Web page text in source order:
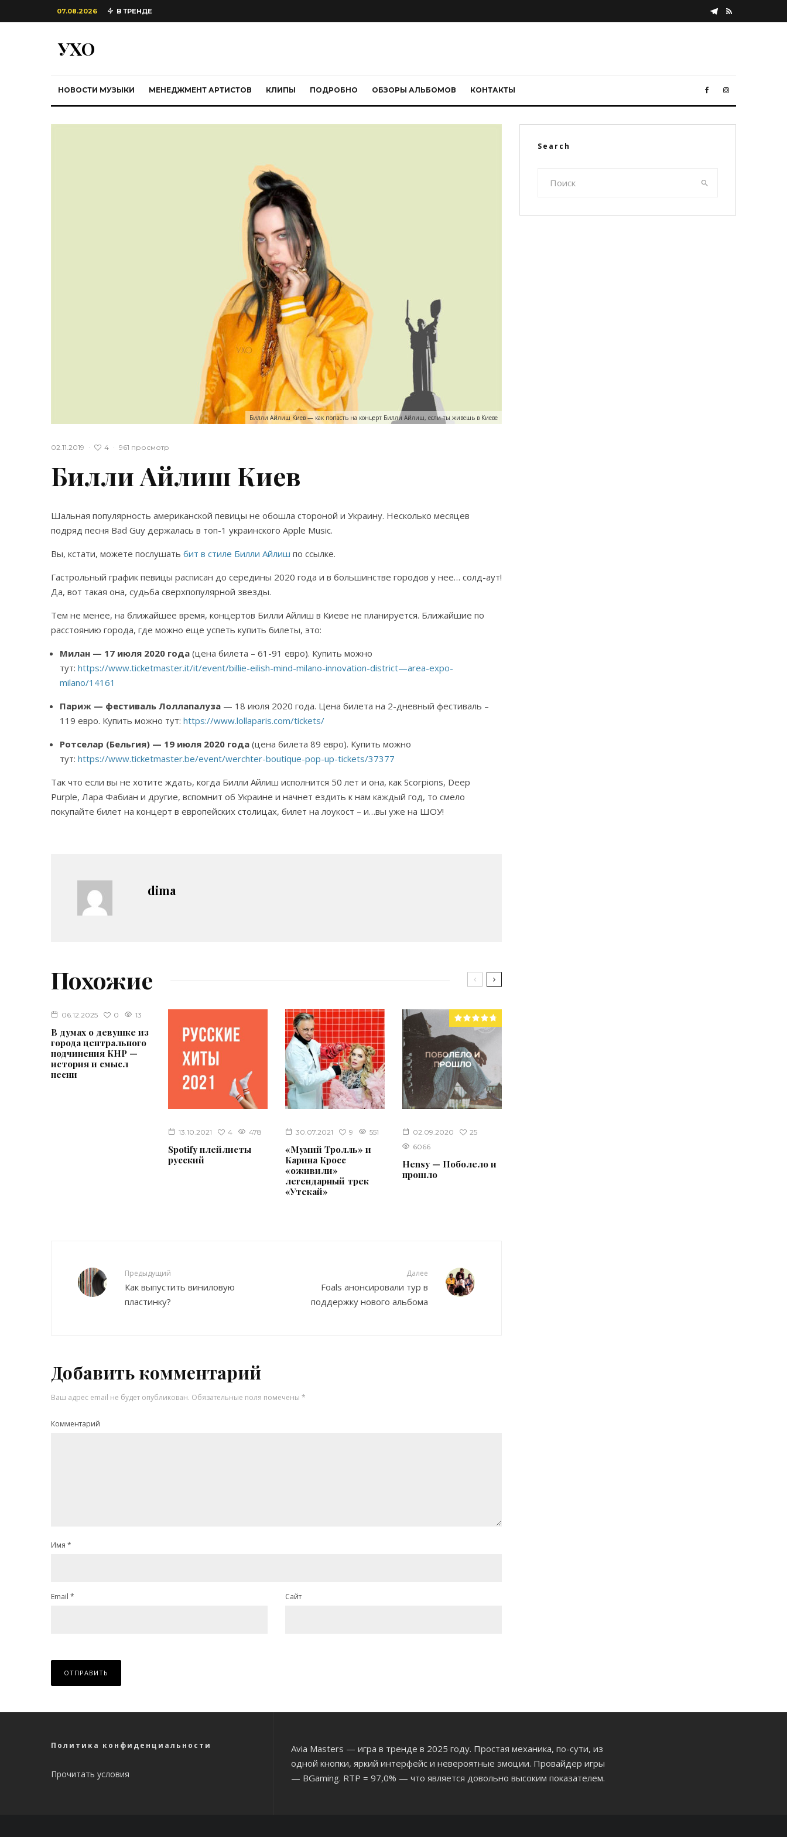
07.08.2026 В ТРЕНДЕ
УХО
НОВОСТИ МУЗЫКИ МЕНЕДЖМЕНТ АРТИСТОВ КЛИПЫ ПОДРОБНО ОБЗОРЫ АЛЬБОМОВ КОНТАКТЫ
Билли Айлиш Киев — как попасть на концерт Билли Айлиш, если ты живешь в Киеве
02.11.2019 · 4 · 961 просмотр
Билли Айлиш Киев
Шальная популярность американской певицы не обошла стороной и Украину. Несколько месяцев
подряд песня Bad Guy держалась в топ-1 украинского Apple Music.
Вы, кстати, можете послушать бит в стиле Билли Айлиш по ссылке.
Гастрольный график певицы расписан до середины 2020 года и в большинстве городов у нее… солд-аут!
Да, вот такая она, судьба сверхпопулярной звезды.
Тем не менее, на ближайшее время, концертов Билли Айлиш в Киеве не планируется. Ближайшие по
расстоянию города, где можно еще успеть купить билеты, это:
Милан — 17 июля 2020 года (цена билета – 61-91 евро). Купить можно
тут: https://www.ticketmaster.it/it/event/billie-eilish-mind-milano-innovation-district—area-expo-
milano/14161
Париж — фестиваль Лоллапалуза — 18 июля 2020 года. Цена билета на 2-дневный фестиваль –
119 евро. Купить можно тут: https://www.lollaparis.com/tickets/
Ротселар (Бельгия) — 19 июля 2020 года (цена билета 89 евро). Купить можно
тут: https://www.ticketmaster.be/event/werchter-boutique-pop-up-tickets/37377
Так что если вы не хотите ждать, когда Билли Айлиш исполнится 50 лет и она, как Scorpions, Deep
Purple, Лара Фабиан и другие, вспомнит об Украине и начнет ездить к нам каждый год, то смело
покупайте билет на концерт в европейских столицах, билет на лоукост – и…вы уже на ШОУ!
dima
Похожие
06.12.2025 0 13
В думах о девушке из
города центрального
подчинения КНР —
история и смысл
песни
13.10.2021 4 478
Spotify плейлисты
русский
30.07.2021 9 551
«Мумий Тролль» и
Карина Кросс
«оживили»
легендарный трек
«Утекай»
02.09.2020
25
6066
Hensy — Поболело и
прошло
Предыдущий
Как выпустить виниловую
пластинку?
Далее
Foals анонсировали тур в
поддержку нового альбома
Добавить комментарий
Ваш адрес email не будет опубликован. Обязательные поля помечены *
Комментарий
Имя *
Email * Сайт
Search
Политика конфиденциальности
Прочитать условия
Avia Masters — игра в тренде в 2025 году. Простая механика, по-сути, из
одной кнопки, яркий интерфейс и невероятные эмоции. Провайдер игры
— BGaming. RTP = 97,0% — что является довольно высоким показателем.